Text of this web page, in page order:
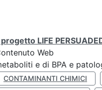
progetto LIFE
Web
e di BPA e
CONTAMINANTI CHIMICI